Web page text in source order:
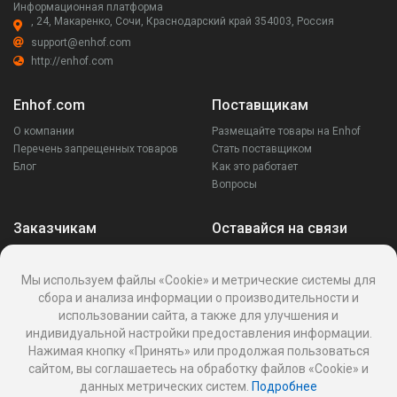
Информационная платформа
, 24, Макаренко, Сочи, Краснодарский край 354003, Россия
support@enhof.com
http://enhof.com
Enhof.com
О компании
Перечень запрещенных товаров
Блог
Поставщикам
Размещайте товары на Enhof
Стать поставщиком
Как это работает
Вопросы
Заказчикам
Ваши запросы
Написать поставщику
Написать в поддержку
Реквизиты
Оставайся на связи
Мы используем файлы «Cookie» и метрические системы для
сбора и анализа информации о производительности и
использовании сайта, а также для улучшения и
индивидуальной настройки предоставления информации.
Нажимая кнопку «Принять» или продолжая пользоваться
сайтом, вы соглашаетесь на обработку файлов «Cookie» и
данных метрических систем. Подробнее